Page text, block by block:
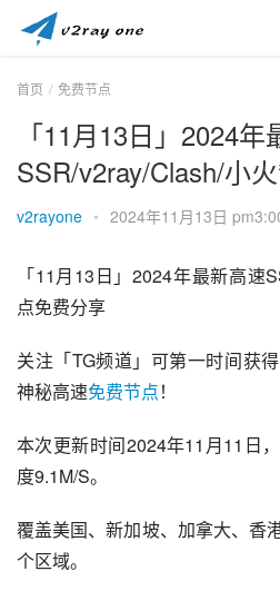
首页 免费节点
「11月13日」2024年
SSR/v2ray/Clash/小
v2rayone • 2024年11月13日
「11月13日」2024年最新高速
点免费分享
关注「TG频道」可第一时间获
神秘高速免费节点！
本次更新时间2024年11月11日
度9.1M/S。
覆盖美国、新加坡、加拿大、香
个区域。